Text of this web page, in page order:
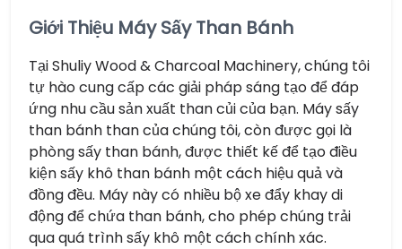
Giới Thiệu Máy Sấy Than Bánh
Tại Shuliy Wood & Charcoal Machinery, chúng tôi
tự hào cung cấp các giải pháp sáng tạo để đáp
ứng nhu cầu sản xuất than củi của bạn. Máy sấy
than bánh than của chúng tôi, còn được gọi là
phòng sấy than bánh, được thiết kế để tạo điều
kiện sấy khô than bánh một cách hiệu quả và
đồng đều. Máy này có nhiều bộ xe đẩy khay di
động để chứa than bánh, cho phép chúng trải
qua quá trình sấy khô một cách chính xác.